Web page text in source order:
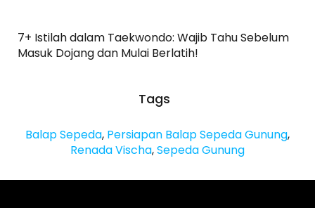
7+ Istilah dalam Taekwondo: Wajib Tahu Sebelum
Masuk Dojang dan Mulai Berlatih!
Tags
Balap Sepeda, Persiapan Balap Sepeda Gunung,
Renada Vischa,Sepeda Gunung